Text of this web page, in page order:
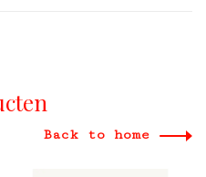
Back to home